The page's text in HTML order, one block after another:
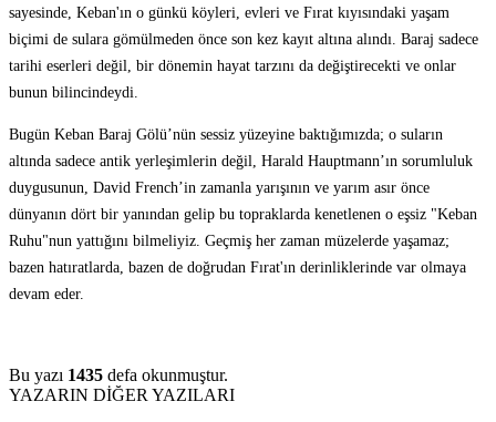
sayesinde, Keban'ın o günkü köyleri, evleri ve Fırat kıyısındaki yaşam
biçimi de sulara gömülmeden önce son kez kayıt altına alındı. Baraj sadece
tarihi eserleri değil, bir dönemin hayat tarzını da değiştirecekti ve onlar
bunun bilincindeydi.
Bugün Keban Baraj Gölü’nün sessiz yüzeyine baktığımızda; o suların
altında sadece antik yerleşimlerin değil, Harald Hauptmann’ın sorumluluk
duygusunun, David French’in zamanla yarışının ve yarım asır önce
dünyanın dört bir yanından gelip bu topraklarda kenetlenen o eşsiz "Keban
Ruhu"nun yattığını bilmeliyiz. Geçmiş her zaman müzelerde yaşamaz;
bazen hatıratlarda, bazen de doğrudan Fırat'ın derinliklerinde var olmaya
devam eder.
Bu yazı 1435 defa okunmuştur.
YAZARIN DİĞER YAZILARI